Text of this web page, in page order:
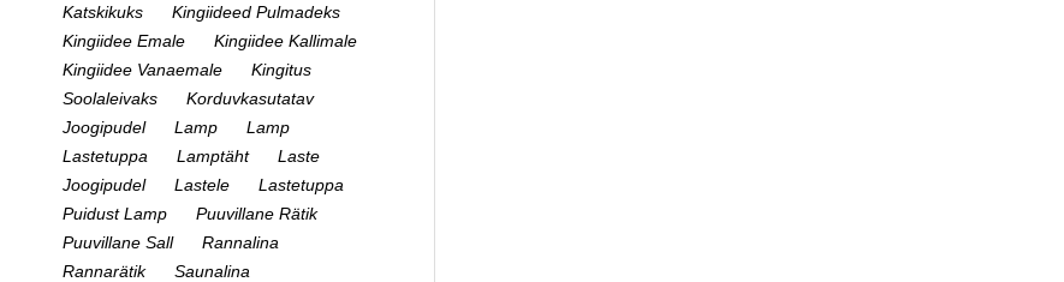
Katskikuks
Kingiideed Pulmadeks
Kingiidee Emale
Kingiidee Kallimale
Kingiidee Vanaemale
Kingitus
Soolaleivaks
Korduvkasutatav
Joogipudel
Lamp
Lamp
Lastetuppa
Lamptäht
Laste
Joogipudel
Lastele
Lastetuppa
Puidust Lamp
Puuvillane Rätik
Puuvillane Sall
Rannalina
Rannarätik
Saunalina